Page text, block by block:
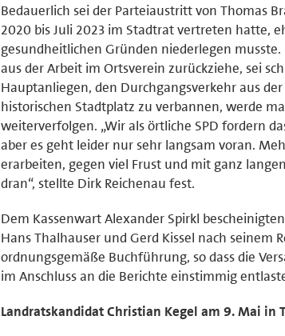
Bedauerlich sei der Parteiaustritt von Thomas
2020 bis Juli 2023 im Stadtrat vertreten hatte,
gesundheitlichen Gründen niederlegen musste.
aus der Arbeit im Ortsverein zurückziehe, sei
Hauptanliegen, den Durchgangsverkehr aus
historischen Stadtplatz zu verbannen, werde
weiterverfolgen. „Wir als örtliche SPD fordern
aber es geht leider nur sehr langsam voran.
erarbeiten, gegen viel Frust und mit ganz
dran“, stellte Dirk Reichenau fest.
Dem Kassenwart Alexander Spirkl
Hans Thalhauser und Gerd Kissel nach seinem
ordnungsgemäße Buchführung, so dass die
im Anschluss an die Berichte einstimmig
Landratskandidat Christian Kegel am 9. Mai in